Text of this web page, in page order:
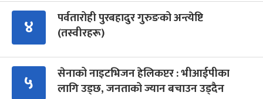
४
पर्वतारोही पुरबहादुर गुरुङको अन्त्येष्टि
(तस्वीरहरू)
५
सेनाको नाइटभिजन हेलिकप्टर : भीआईपीका
लागि उड्छ, जनताको ज्यान बचाउन उड्दैन